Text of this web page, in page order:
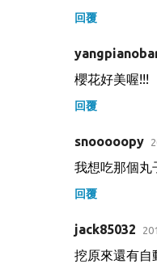
回覆
櫻花好美喔!!!
回覆
snooooopy
我想吃那個丸
回覆
jack85032
挖原來還有自